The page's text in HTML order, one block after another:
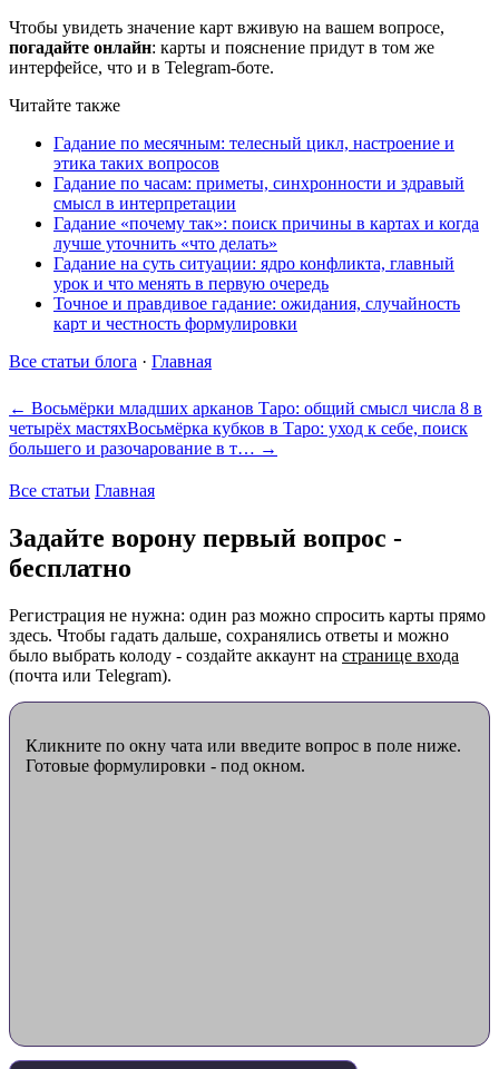
Чтобы увидеть значение карт вживую на вашем вопросе,
погадайте онлайн: карты и пояснение придут в том же
интерфейсе, что и в Telegram-боте.
Читайте также
Гадание по месячным: телесный цикл, настроение и
этика таких вопросов
Гадание по часам: приметы, синхронности и здравый
смысл в интерпретации
Гадание «почему так»: поиск причины в картах и когда
лучше уточнить «что делать»
Гадание на суть ситуации: ядро конфликта, главный
урок и что менять в первую очередь
Точное и правдивое гадание: ожидания, случайность
карт и честность формулировки
Все статьи блога · Главная
← Восьмёрки младших арканов Таро: общий смысл числа 8 в
четырёх мастяхВосьмёрка кубков в Таро: уход к себе, поиск
большего и разочарование в т… →
Все статьи Главная
Задайте ворону первый вопрос -
бесплатно
Регистрация не нужна: один раз можно спросить карты прямо
здесь. Чтобы гадать дальше, сохранялись ответы и можно
было выбрать колоду - создайте аккаунт на странице входа
(почта или Telegram).
Кликните по окну чата или введите вопрос в поле ниже.
Готовые формулировки - под окном.